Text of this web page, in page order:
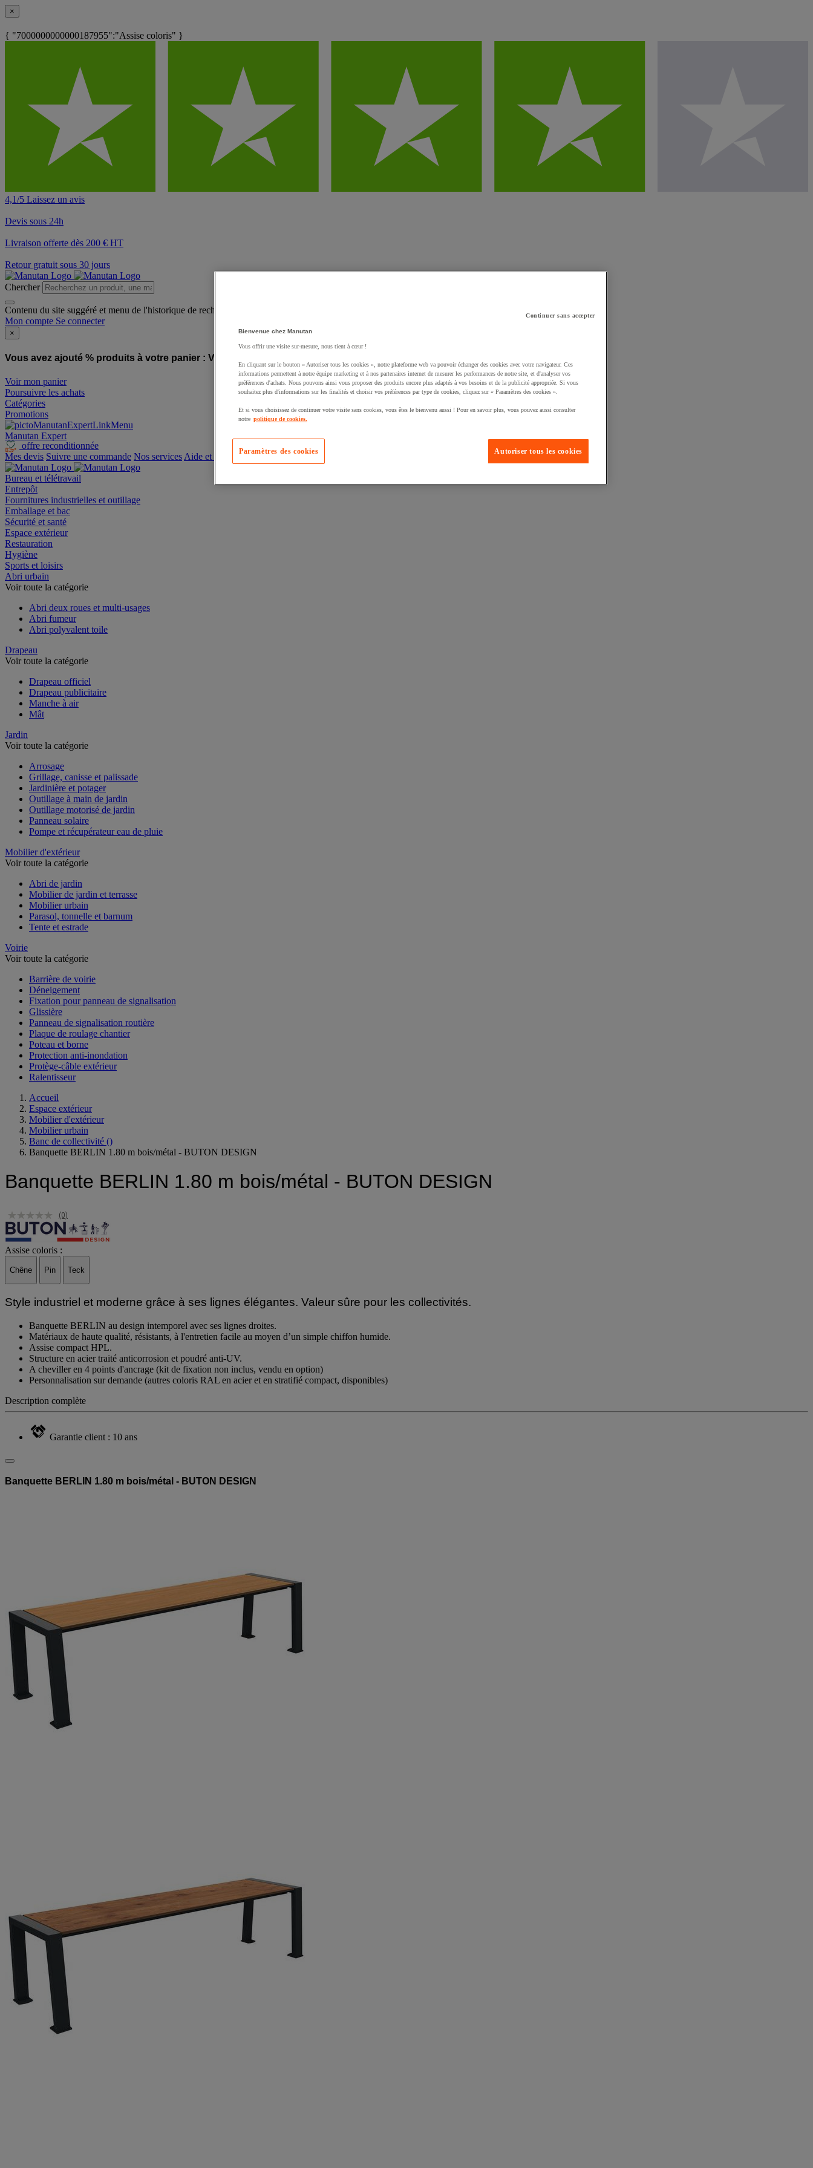
×
{ "7000000000000187955":"Assise coloris" }
4,1/5 Laissez un avis
Devis sous 24h
Livraison offerte dès 200 € HT
Retour gratuit sous 30 jours
Chercher
Contenu du site suggéré et menu de l'historique de recherche
Mon compte Se connecter
×
Vous avez ajouté % produits à votre panier : Vous avez ajouté un produit à votre panier :
Voir mon panier
Poursuivre les achats
Catégories
Promotions
Manutan Expert
offre reconditionnée
Mes devis Suivre une commande Nos services Aide et contact
Bureau et télétravail
Entrepôt
Fournitures industrielles et outillage
Emballage et bac
Sécurité et santé
Espace extérieur
Restauration
Hygiène
Sports et loisirs
Abri urbain
Voir toute la catégorie
Abri deux roues et multi-usages
Abri fumeur
Abri polyvalent toile
Drapeau
Voir toute la catégorie
Drapeau officiel
Drapeau publicitaire
Manche à air
Mât
Jardin
Voir toute la catégorie
Arrosage
Grillage, canisse et palissade
Jardinière et potager
Outillage à main de jardin
Outillage motorisé de jardin
Panneau solaire
Pompe et récupérateur eau de pluie
Mobilier d'extérieur
Voir toute la catégorie
Abri de jardin
Mobilier de jardin et terrasse
Mobilier urbain
Parasol, tonnelle et barnum
Tente et estrade
Voirie
Voir toute la catégorie
Barrière de voirie
Déneigement
Fixation pour panneau de signalisation
Glissière
Panneau de signalisation routière
Plaque de roulage chantier
Poteau et borne
Protection anti-inondation
Protège-câble extérieur
Ralentisseur
Accueil
Espace extérieur
Mobilier d'extérieur
Mobilier urbain
Banc de collectivité ()
Banquette BERLIN 1.80 m bois/métal - BUTON DESIGN
Banquette BERLIN 1.80 m bois/métal - BUTON DESIGN
(0)
Assise coloris :
Chêne Pin Teck
Style industriel et moderne grâce à ses lignes élégantes. Valeur sûre pour les collectivités.
Banquette BERLIN au design intemporel avec ses lignes droites.
Matériaux de haute qualité, résistants, à l'entretien facile au moyen d’un simple chiffon humide.
Assise compact HPL.
Structure en acier traité anticorrosion et poudré anti-UV.
A cheviller en 4 points d'ancrage (kit de fixation non inclus, vendu en option)
Personnalisation sur demande (autres coloris RAL en acier et en stratifié compact, disponibles)
Description complète
Garantie client : 10 ans
Banquette BERLIN 1.80 m bois/métal - BUTON DESIGN
Continuer sans accepter
Bienvenue chez Manutan
Vous offrir une visite sur-mesure, nous tient à cœur !
En cliquant sur le bouton « Autoriser tous les cookies », notre plateforme web va pouvoir échanger des cookies avec votre navigateur. Ces
informations permettent à notre équipe marketing et à nos partenaires internet de mesurer les performances de notre site, et d'analyser vos
préférences d'achats. Nous pouvons ainsi vous proposer des produits encore plus adaptés à vos besoins et de la publicité appropriée. Si vous
souhaitez plus d'informations sur les finalités et choisir vos préférences par type de cookies, cliquez sur « Paramètres des cookies ».
Et si vous choisissez de continuer votre visite sans cookies, vous êtes le bienvenu aussi ! Pour en savoir plus, vous pouvez aussi consulter
notre politique de cookies.
Autoriser tous les cookies
Paramètres des cookies